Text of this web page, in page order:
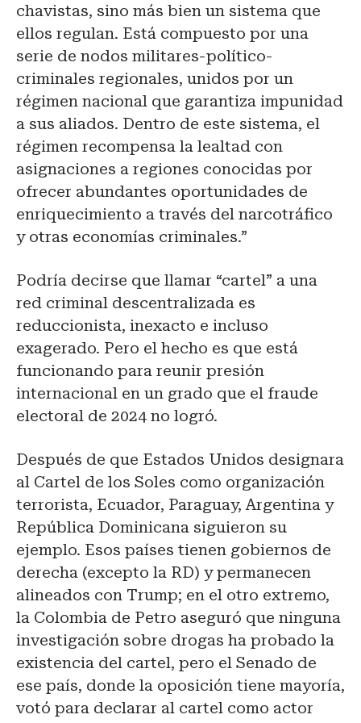
chavistas, sino más bien un sistema que
ellos regulan. Está compuesto por una
serie de nodos militares-político-
criminales regionales, unidos por un
régimen nacional que garantiza impunidad
a sus aliados. Dentro de este sistema, el
régimen recompensa la lealtad con
asignaciones a regiones conocidas por
ofrecer abundantes oportunidades de
enriquecimiento a través del narcotráfico
y otras economías criminales.”
Podría decirse que llamar “cartel” a una
red criminal descentralizada es
reduccionista, inexacto e incluso
exagerado. Pero el hecho es que está
funcionando para reunir presión
internacional en un grado que el fraude
electoral de 2024 no logró.
Después de que Estados Unidos designara
al Cartel de los Soles como organización
terrorista, Ecuador, Paraguay, Argentina y
República Dominicana siguieron su
ejemplo. Esos países tienen gobiernos de
derecha (excepto la RD) y permanecen
alineados con Trump; en el otro extremo,
la Colombia de Petro aseguró que ninguna
investigación sobre drogas ha probado la
existencia del cartel, pero el Senado de
ese país, donde la oposición tiene mayoría,
votó para declarar al cartel como actor